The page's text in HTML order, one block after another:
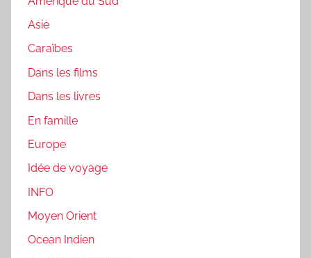
Asie
Caraïbes
Dans les films
Dans les livres
En famille
Europe
Idée de voyage
INFO
Moyen Orient
Ocean Indien